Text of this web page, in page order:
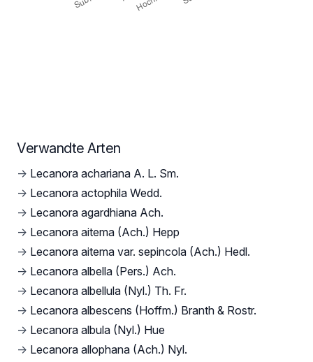
Verwandte Arten
→ Lecanora achariana A. L. Sm.
→ Lecanora actophila Wedd.
→ Lecanora agardhiana Ach.
→ Lecanora aitema (Ach.) Hepp
→ Lecanora aitema var. sepincola (Ach.) Hedl.
→ Lecanora albella (Pers.) Ach.
→ Lecanora albellula (Nyl.) Th. Fr.
→ Lecanora albescens (Hoffm.) Branth & Rostr.
→ Lecanora albula (Nyl.) Hue
→ Lecanora allophana (Ach.) Nyl.